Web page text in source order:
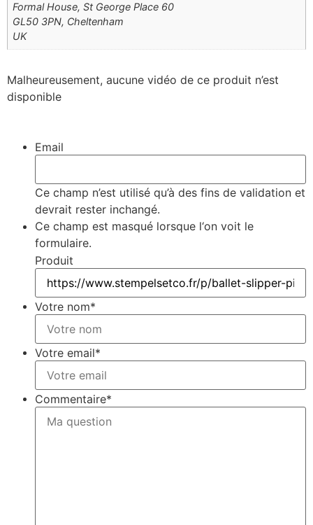
Formal House, St George Place 60
GL50 3PN, Cheltenham
UK
Malheureusement, aucune vidéo de ce produit n’est
disponible
Email
Ce champ n’est utilisé qu’à des fins de validation et
devrait rester inchangé.
Ce champ est masqué lorsque l‘on voit le
formulaire.
Produit
Votre nom*
Votre email*
Commentaire*